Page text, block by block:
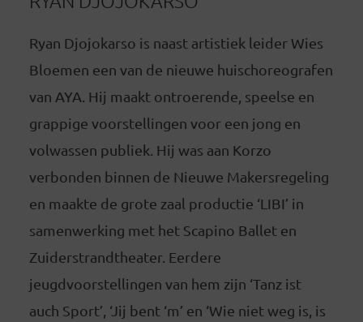
Ryan Djojokarso is naast artistiek leider Wies
Bloemen een van de nieuwe huischoreografen
van AYA. Hij maakt ontroerende, speelse en
grappige voorstellingen voor een jong en
volwassen publiek. Hij was aan Korzo
verbonden binnen de Nieuwe Makersregeling
en maakte de grote zaal productie ‘LIBI’ in
samenwerking met het Scapino Ballet en
Zuiderstrandtheater. Eerdere
jeugdvoorstellingen van hem zijn ‘Tanz ist
auch Sport’, ‘Jij bent ‘m’ en ‘Wie niet weg is, is